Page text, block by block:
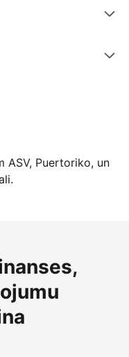
ASV, Puertoriko, un